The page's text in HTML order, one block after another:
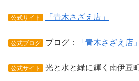
公式サイト 「青木さざえ店」
公式ブログ ブログ： 「青木さざえ店」
公式サイト 光と水と緑に輝く南伊豆